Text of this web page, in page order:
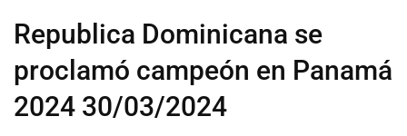
Republica Dominicana se
proclamó campeón en Panamá
2024 30/03/2024